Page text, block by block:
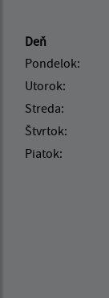
Deň
Pondelok:
Utorok:
Streda:
Štvrtok:
Piatok: